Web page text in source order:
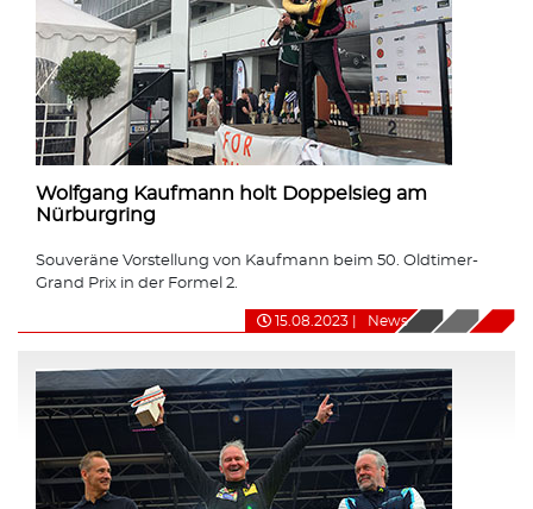
Wolfgang Kaufmann holt Doppelsieg am
Nürburgring
Souveräne Vorstellung von Kaufmann beim 50. Oldtimer-
Grand Prix in der Formel 2.
15.08.2023 News